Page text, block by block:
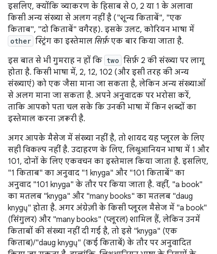
इसलिए, क्योंकि व्याकरण के हिसाब से 0, 2 या 1 के अलावा
किसी अन्य संख्या से अलग नहीं है ("शून्य किताबें", "एक
किताब", "दो किताबें" वगैरह). इसके उलट, कोरियन भाषा में
other स्ट्रिंग का इस्तेमाल सिर्फ़एक बार किया जाता है.
इस बात से भी गुमराह न हों कि two सिर्फ़ 2 की संख्या पर लागू
होता है. किसी भाषा में, 2, 12, 102 (और इसी तरह की अन्य
संख्याएं) को एक जैसा माना जा सकता है, लेकिन अन्य संख्याओं
से अलग माना जा सकता है. अपने अनुवादक पर भरोसा करें,
ताकि आपको पता चल सके कि उनकी भाषा में किन शब्दों का
इस्तेमाल करना ज़रूरी है.
अगर आपके मैसेज में संख्या नहीं है, तो शायद यह प्लूरल के लिए
सही विकल्प नहीं है. उदाहरण के लिए, लिथुआनियन भाषा में 1 और
101, दोनों के लिए एकवचन का इस्तेमाल किया जाता है. इसलिए,
"1 किताब" का अनुवाद "1 knyga" और "101 किताबें" का
अनुवाद "101 knyga" के तौर पर किया जाता है. वहीं, "a book"
का मतलब "knyga" और "many books" का मतलब "daug
knygų" होता है. अगर अंग्रेज़ी के किसी प्लूरल मैसेज में "a book"
(सिंगुलर) और "many books" (प्लूरल) शामिल हैं, लेकिन उनमें
किताबों की संख्या नहीं दी गई है, तो इसे "knyga" (एक
किताब)/"daug knygų" (कई किताबें) के तौर पर अनुवादित